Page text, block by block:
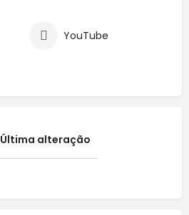
YouTube
Última alteração